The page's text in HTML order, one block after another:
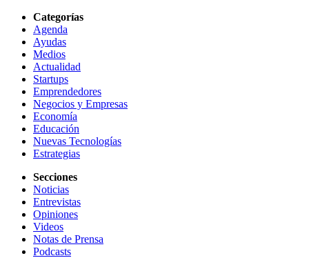
Categorías
Agenda
Ayudas
Medios
Actualidad
Startups
Emprendedores
Negocios y Empresas
Economía
Educación
Nuevas Tecnologías
Estrategias
Secciones
Noticias
Entrevistas
Opiniones
Videos
Notas de Prensa
Podcasts